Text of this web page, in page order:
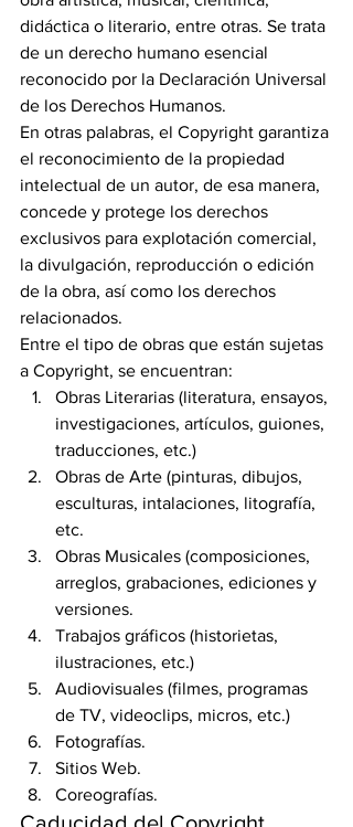
didáctica o literario, entre otras. Se trata
de un derecho humano esencial
reconocido por la Declaración Universal
de los Derechos Humanos.
En otras palabras, el Copyright garantiza
el reconocimiento de la propiedad
intelectual de un autor, de esa manera,
concede y protege los derechos
exclusivos para explotación comercial,
la divulgación, reproducción o edición
de la obra, así como los derechos
relacionados.
Entre el tipo de obras que están sujetas
a Copyright, se encuentran:
Obras Literarias (literatura, ensayos,
investigaciones, artículos, guiones,
traducciones, etc.)
Obras de Arte (pinturas, dibujos,
esculturas, intalaciones, litografía,
etc.
Obras Musicales (composiciones,
arreglos, grabaciones, ediciones y
versiones.
Trabajos gráficos (historietas,
ilustraciones, etc.)
Audiovisuales (filmes, programas
de TV, videoclips, micros, etc.)
Fotografías.
Sitios Web.
Coreografías.